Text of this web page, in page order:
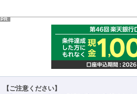
PR
【ご注意ください】